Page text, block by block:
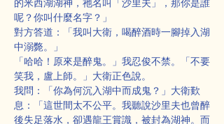
的米西湖湖神，祂名叫「沙里夫」，那你是誰
呢？你叫什麼名字？」
對方答道：「我叫大衛，喝醉酒時一腳掉入湖
中溺斃。」
「哈哈！原來是醉鬼。」我忍俊不禁。「不要
笑我，盧上師。」大衛正色說。
我問：「你為何沉入湖中而成鬼？」大衛歎
息：「這世間太不公平。我聽說沙里夫也曾醉
後失足落水，卻遇龍王賞識，被封為湖神。而